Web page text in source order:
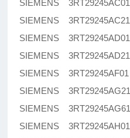
SIEMENS 3RT29245AC01
SIEMENS 3RT29245AC21
SIEMENS 3RT29245AD01
SIEMENS 3RT29245AD21
SIEMENS 3RT29245AF01
SIEMENS 3RT29245AG21
SIEMENS 3RT29245AG61
SIEMENS 3RT29245AH01